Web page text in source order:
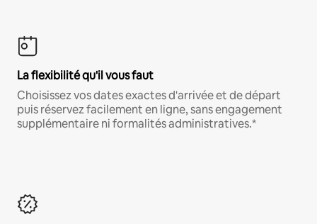
La flexibilité qu'il vous faut
Choisissez vos dates exactes d'arrivée et de départ
puis réservez facilement en ligne, sans engagement
supplémentaire ni formalités administratives.*